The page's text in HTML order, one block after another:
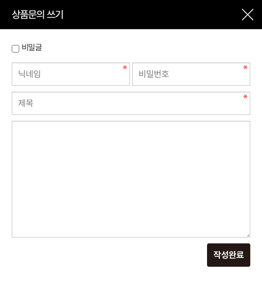
상품문의 쓰기
비밀글